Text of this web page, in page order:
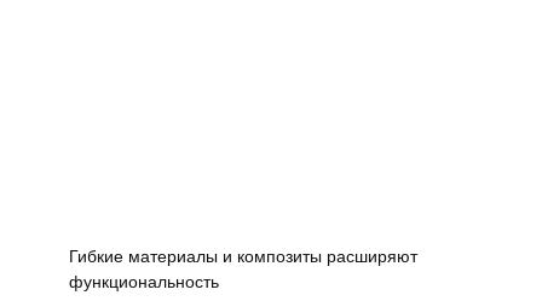
Гибкие материалы и композиты расширяют
функциональность